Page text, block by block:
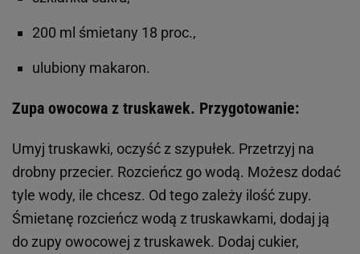
200 ml śmietany 18 proc.,
ulubiony makaron.
Zupa owocowa z truskawek. Przygotowanie:
Umyj truskawki, oczyść z szypułek. Przetrzyj na
drobny przecier. Rozcieńcz go wodą. Możesz dodać
tyle wody, ile chcesz. Od tego zależy ilość zupy.
Śmietanę rozcieńcz wodą z truskawkami, dodaj ją
do zupy owocowej z truskawek. Dodaj cukier,